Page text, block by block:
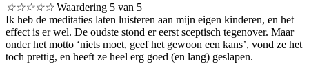
☆☆☆☆☆ Waardering 5 van 5
Ik heb de meditaties laten luisteren aan mijn eigen kinderen, en het
effect is er wel. De oudste stond er eerst sceptisch tegenover. Maar
onder het motto ‘niets moet, geef het gewoon een kans’, vond ze het
toch prettig, en heeft ze heel erg goed (en lang) geslapen.